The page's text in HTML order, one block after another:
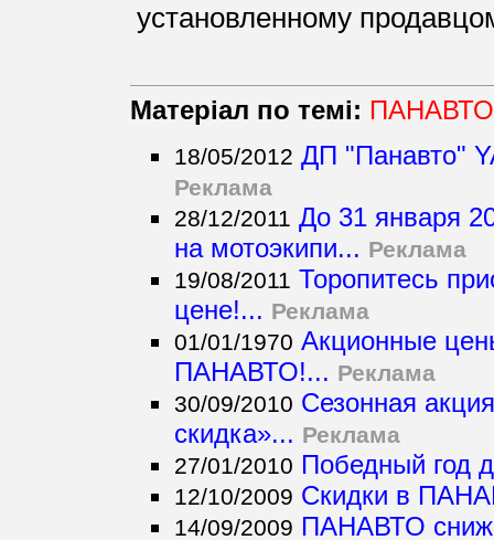
установленному
Матеріал по темі: ПАНАВТО
18/05/2012 ДП "Панавто"
Реклама
28/12/2011 До 31 января
на мотоэкипи... Реклама
19/08/2011 Торопитесь
цене!... Реклама
01/01/1970 Акционные
ПАНАВТО!... Реклама
30/09/2010 Сезонная
скидка»... Реклама
27/01/2010 Победный год
12/10/2009 Скидки в
14/09/2009 ПАНАВТО